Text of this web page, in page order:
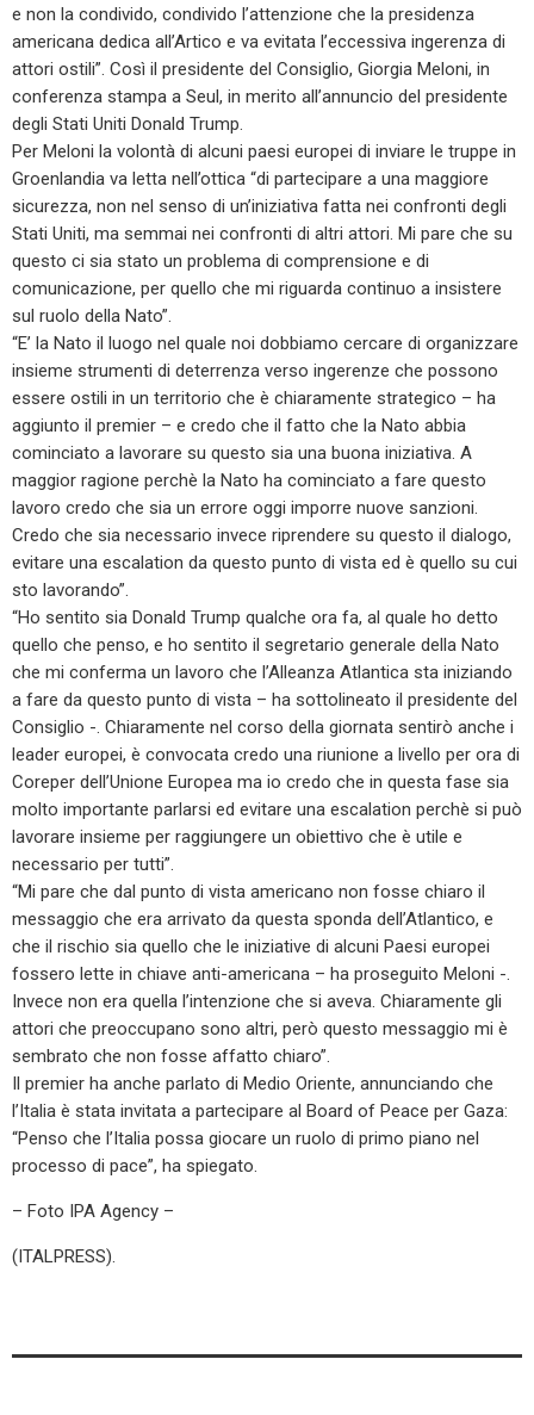
e non la condivido, condivido l’attenzione che la presidenza
americana dedica all’Artico e va evitata l’eccessiva ingerenza di
attori ostili”. Così il presidente del Consiglio, Giorgia Meloni, in
conferenza stampa a Seul, in merito all’annuncio del presidente
degli Stati Uniti Donald Trump.
Per Meloni la volontà di alcuni paesi europei di inviare le truppe in
Groenlandia va letta nell’ottica “di partecipare a una maggiore
sicurezza, non nel senso di un’iniziativa fatta nei confronti degli
Stati Uniti, ma semmai nei confronti di altri attori. Mi pare che su
questo ci sia stato un problema di comprensione e di
comunicazione, per quello che mi riguarda continuo a insistere
sul ruolo della Nato”.
“E’ la Nato il luogo nel quale noi dobbiamo cercare di organizzare
insieme strumenti di deterrenza verso ingerenze che possono
essere ostili in un territorio che è chiaramente strategico – ha
aggiunto il premier – e credo che il fatto che la Nato abbia
cominciato a lavorare su questo sia una buona iniziativa. A
maggior ragione perchè la Nato ha cominciato a fare questo
lavoro credo che sia un errore oggi imporre nuove sanzioni.
Credo che sia necessario invece riprendere su questo il dialogo,
evitare una escalation da questo punto di vista ed è quello su cui
sto lavorando”.
“Ho sentito sia Donald Trump qualche ora fa, al quale ho detto
quello che penso, e ho sentito il segretario generale della Nato
che mi conferma un lavoro che l’Alleanza Atlantica sta iniziando
a fare da questo punto di vista – ha sottolineato il presidente del
Consiglio -. Chiaramente nel corso della giornata sentirò anche i
leader europei, è convocata credo una riunione a livello per ora di
Coreper dell’Unione Europea ma io credo che in questa fase sia
molto importante parlarsi ed evitare una escalation perchè si può
lavorare insieme per raggiungere un obiettivo che è utile e
necessario per tutti”.
“Mi pare che dal punto di vista americano non fosse chiaro il
messaggio che era arrivato da questa sponda dell’Atlantico, e
che il rischio sia quello che le iniziative di alcuni Paesi europei
fossero lette in chiave anti-americana – ha proseguito Meloni -.
Invece non era quella l’intenzione che si aveva. Chiaramente gli
attori che preoccupano sono altri, però questo messaggio mi è
sembrato che non fosse affatto chiaro”.
Il premier ha anche parlato di Medio Oriente, annunciando che
l’Italia è stata invitata a partecipare al Board of Peace per Gaza:
“Penso che l’Italia possa giocare un ruolo di primo piano nel
processo di pace”, ha spiegato.
– Foto IPA Agency –
(ITALPRESS).